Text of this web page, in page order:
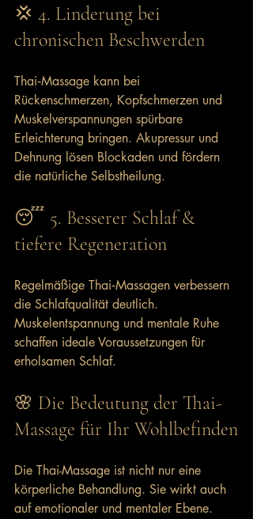
💢 4. Linderung bei
chronischen Beschwerden
Thai‑Massage kann bei
Rückenschmerzen, Kopfschmerzen und
Muskelverspannungen spürbare
Erleichterung bringen. Akupressur und
Dehnung lösen Blockaden und fördern
die natürliche Selbstheilung.
😴 5. Besserer Schlaf &
tiefere Regeneration
Regelmäßige Thai‑Massagen verbessern
die Schlafqualität deutlich.
Muskelentspannung und mentale Ruhe
schaffen ideale Voraussetzungen für
erholsamen Schlaf.
🌸 Die Bedeutung der Thai-
Massage für Ihr Wohlbefinden
Die Thai-Massage ist nicht nur eine
körperliche Behandlung. Sie wirkt auch
auf emotionaler und mentaler Ebene.